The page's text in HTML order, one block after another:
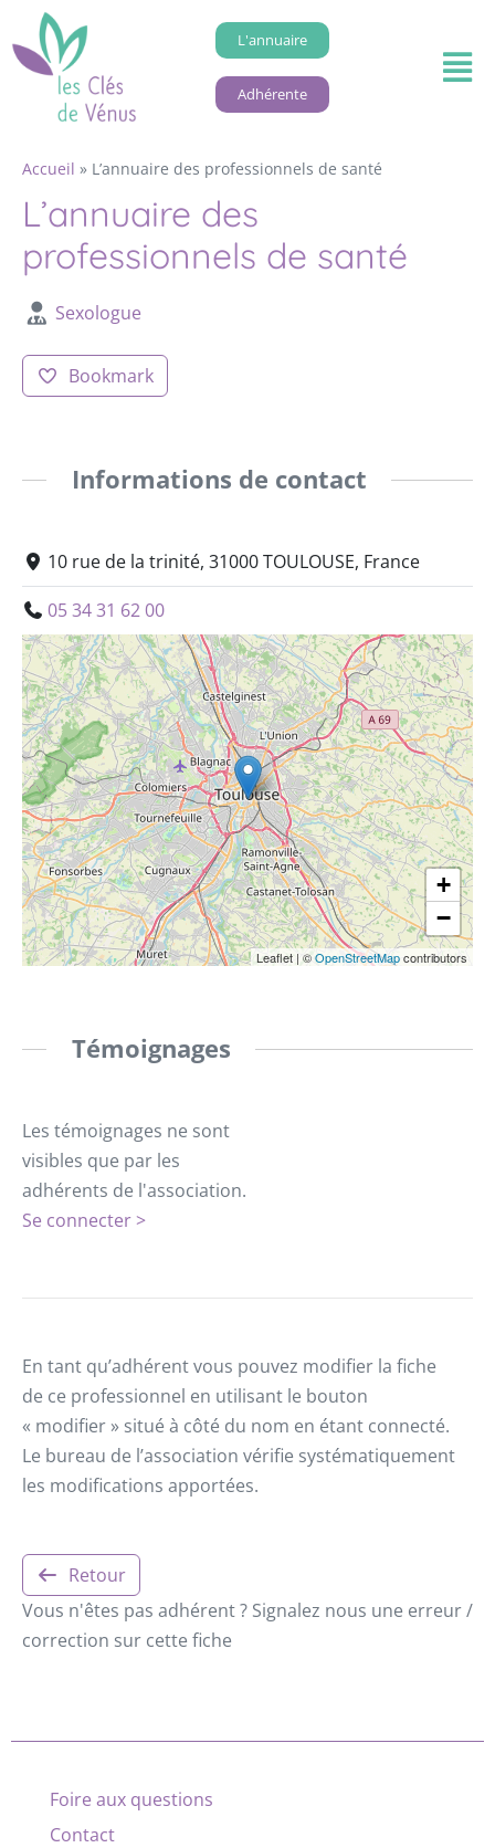
L'annuaire
Adhérente
Accueil » L’annuaire des professionnels de santé
L’annuaire des
professionnels de santé
Sexologue
Bookmark
Informations de contact
10 rue de la trinité, 31000 TOULOUSE, France
05 34 31 62 00
+
−
Leaflet | ©OpenStreetMapcontributors
Témoignages
Les témoignages ne sont
visibles que par les
adhérents de l'association.
Se connecter >
En tant qu’adhérent vous pouvez modifier la fiche
de ce professionnel en utilisant le bouton
« modifier » situé à côté du nom en étant connecté.
Le bureau de l’association vérifie systématiquement
les modifications apportées.
Retour
Vous n'êtes pas adhérent ? Signalez nous une erreur /
correction sur cette fiche
Foire aux questions
Contact